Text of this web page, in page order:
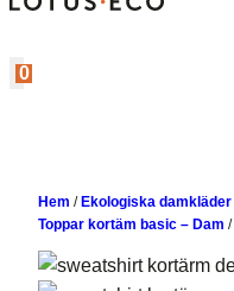
0
Hem / Ekologiska damkläder
Toppar kortäm basic – Dam /